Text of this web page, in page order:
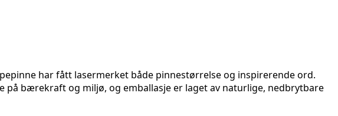
har fått lasermerket både pinnestørrelse og inspirerende ord.
bærekraft og miljø, og emballasje er laget av naturlige, nedbrytbare